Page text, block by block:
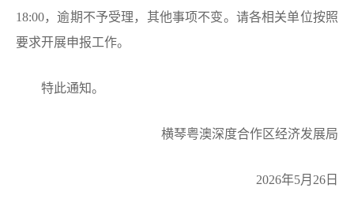
18:00，逾期不予受理，其他事项不变。请各相关单位按照
要求开展申报工作。
特此通知。
横琴粤澳深度合作区经济发展局
2026年5月26日